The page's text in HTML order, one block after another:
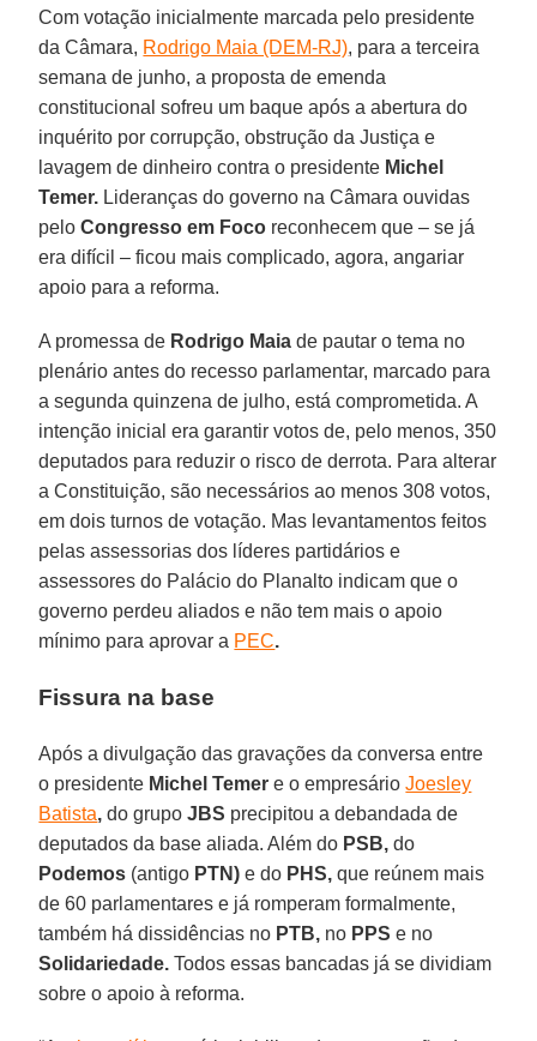
Com votação inicialmente marcada pelo presidente
da Câmara, Rodrigo Maia (DEM-RJ), para a terceira
semana de junho, a proposta de emenda
constitucional sofreu um baque após a abertura do
inquérito por corrupção, obstrução da Justiça e
lavagem de dinheiro contra o presidente Michel
Temer. Lideranças do governo na Câmara ouvidas
peloCongresso em Foco reconhecem que – se já
era difícil – ficou mais complicado, agora, angariar
apoio para a reforma.
A promessa de Rodrigo Maia de pautar o tema no
plenário antes do recesso parlamentar, marcado para
a segunda quinzena de julho, está comprometida. A
intenção inicial era garantir votos de, pelo menos, 350
deputados para reduzir o risco de derrota. Para alterar
a Constituição, são necessários ao menos 308 votos,
em dois turnos de votação. Mas levantamentos feitos
pelas assessorias dos líderes partidários e
assessores do Palácio do Planalto indicam que o
governo perdeu aliados e não tem mais o apoio
mínimo para aprovar a PEC.
Fissura na base
Após a divulgação das gravações da conversa entre
o presidente Michel Temer e o empresárioJoesley
Batista, do grupoJBS precipitou a debandada de
deputados da base aliada. Além do PSB, do
Podemos (antigo PTN) e do PHS, que reúnem mais
de 60 parlamentares e já romperam formalmente,
também há dissidências no PTB, no PPS e no
Solidariedade. Todos essas bancadas já se dividiam
sobre o apoio à reforma.